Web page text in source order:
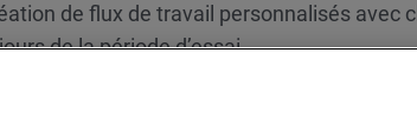
de flux de travail personnalisés avec
de la période d’essai.
fonctionnalités de base de